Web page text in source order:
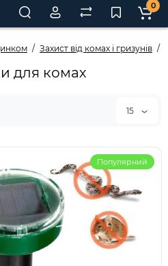
0
Захист від комах і гризунів
для комах
15
Популярний